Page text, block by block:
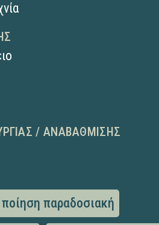
/ ΑΝΑΒΆΘΜΙΣΗΣ
ποίηση παραδοσιακή